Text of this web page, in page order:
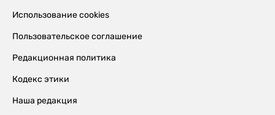
Использование cookies
Пользовательское соглашение
Редакционная политика
Кодекс этики
Наша редакция